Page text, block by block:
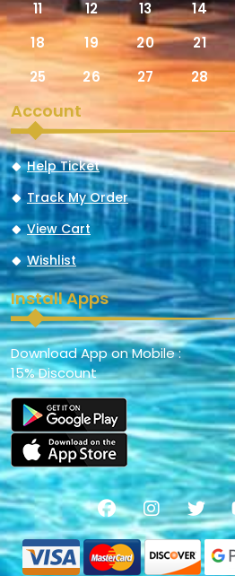
11
12 13 14
18
19 20 21
25
26 27 28
Account
Help Ticket
Track My Order
View Cart
Wishlist
Install Apps
Download App on Mobile :
15% Discount